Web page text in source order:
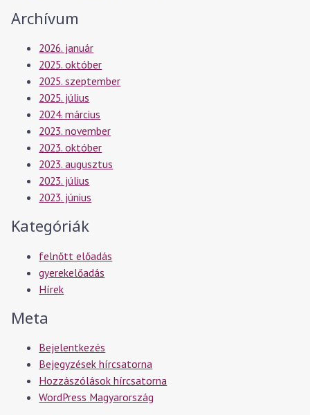
Archívum
2026. január
2025. október
2025. szeptember
2025. július
2024. március
2023. november
2023. október
2023. augusztus
2023. július
2023. június
Kategóriák
felnőtt előadás
gyerekelőadás
Hírek
Meta
Bejelentkezés
Bejegyzések hírcsatorna
Hozzászólások hírcsatorna
WordPress Magyarország